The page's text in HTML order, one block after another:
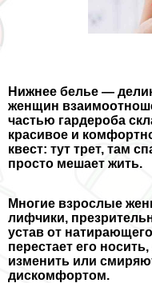
Нижнее белье —
женщин
частью гардероба
красивое и
квест: тут трет, там
просто мешает жить.
Многие взрослые
лифчики,
устав от
перестает его
изменить или
дискомфортом.